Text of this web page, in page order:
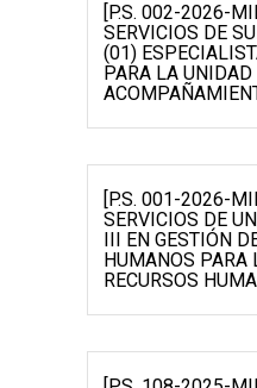
[P.S. 002-2026-
SERVICIOS DE
(01)
PARA LA UNIDAD
[P.S. 001-2026-
SERVICIOS DE
III EN GESTIÓN
HUMANOS PARA
RECURSOS